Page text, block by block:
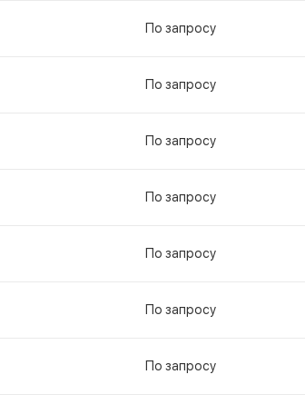
По запросу
По запросу
По запросу
По запросу
По запросу
По запросу
По запросу